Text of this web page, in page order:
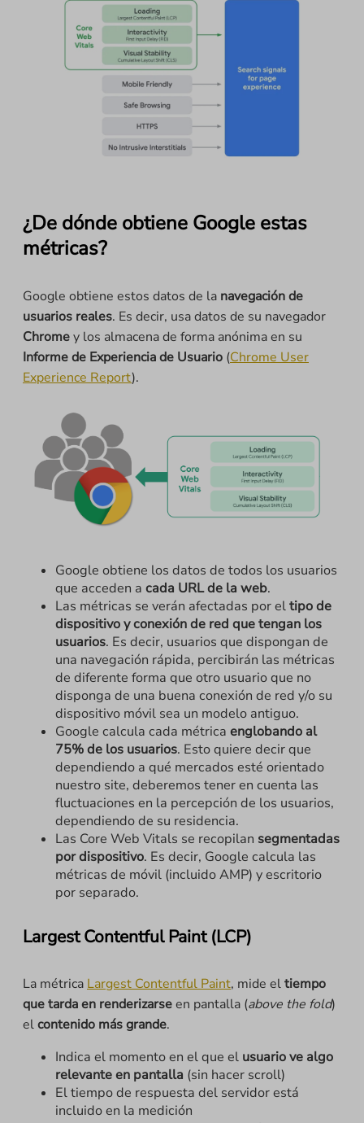
¿De dónde obtiene Google estas
métricas?
Google obtiene estos datos de la navegación de
usuarios reales. Es decir, usa datos de su navegador
Chromey los almacena de forma anónima en su
Informe de Experiencia de Usuario (Chrome User
Experience Report).
Google obtiene los datos de todos los usuarios
que acceden a cada URLde la web.
Las métricas se verán afectadas por eltipo de
dispositivo y conexión de red que tengan los
usuarios. Es decir, usuarios que dispongan de
una navegación rápida, percibirán las métricas
de diferente forma que otro usuario que no
disponga de una buena conexión de red y/o su
dispositivo móvil sea un modelo antiguo.
Google calcula cada métrica englobando al
75% de los usuarios. Esto quiere decir que
dependiendo a qué mercados esté orientado
nuestro site, deberemos tener en cuenta las
fluctuaciones en la percepción de los usuarios,
dependiendo de su residencia.
Las Core Web Vitals se recopilan segmentadas
por dispositivo. Es decir, Google calcula las
métricas de móvil (incluido AMP) y escritorio
por separado.
Largest Contentful Paint (LCP)
La métrica Largest Contentful Paint, mide eltiempo
que tarda en renderizarseen pantalla (above the fold)
elcontenido más grande.
Indica el momento en el que el usuario ve algo
relevante en pantalla (sin hacer scroll)
El tiempo de respuesta del servidor está
incluido en la medición